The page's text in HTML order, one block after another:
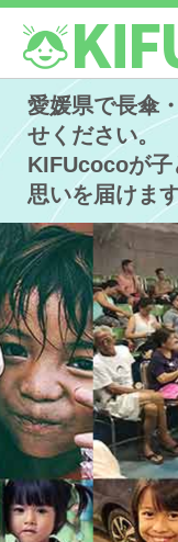
愛媛県で長傘
せください。
KIFUcocoが子
思いを届けま